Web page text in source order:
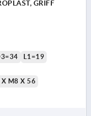
GRIFF
L1=19
X M8 X 56